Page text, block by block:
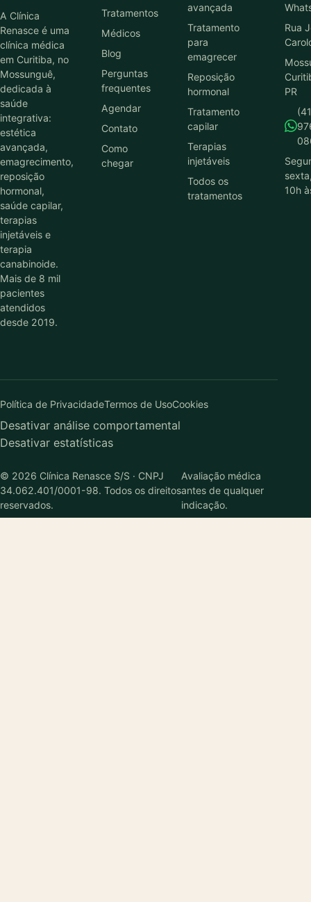
A Clínica
Renasce é uma
clínica médica
em Curitiba, no
Mossunguê,
dedicada à
saúde
integrativa:
estética
avançada,
emagrecimento,
reposição
hormonal,
saúde capilar,
terapias
injetáveis e
terapia
canabinoide.
Mais de 8 mil
pacientes
atendidos
desde 2019.
Tratamentos
Médicos
Blog
Perguntas
frequentes
Agendar
Contato
Como
chegar
avançada
Tratamento
para
emagrecer
Reposição
hormonal
Tratamento
capilar
Terapias
injetáveis
Todos os
tratamentos
Rua
PR
10h
Política de PrivacidadeTermos de UsoCookies
Desativar análise comportamental
Desativar estatísticas
© 2026 Clínica Renasce S/S · CNPJ
34.062.401/0001-98. Todos os direitos
reservados.
Avaliação médica
antes de qualquer
indicação.